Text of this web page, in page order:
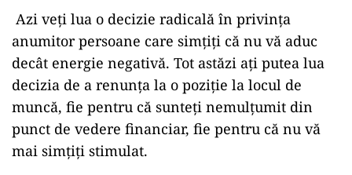
Azi veți lua o decizie radicală în privința
anumitor persoane care simțiți că nu vă aduc
decât energie negativă. Tot astăzi aţi putea lua
decizia de a renunţa la o poziţie la locul de
muncă, fie pentru că sunteți nemulțumit din
punct de vedere financiar, fie pentru că nu vă
mai simțiți stimulat.